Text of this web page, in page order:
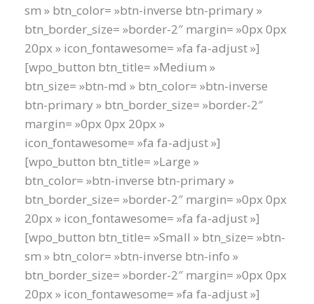
sm » btn_color= »btn-inverse btn-primary »
btn_border_size= »border-2″ margin= »0px 0px
20px » icon_fontawesome= »fa fa-adjust »]
[wpo_button btn_title= »Medium »
btn_size= »btn-md » btn_color= »btn-inverse
btn-primary » btn_border_size= »border-2″
margin= »0px 0px 20px »
icon_fontawesome= »fa fa-adjust »]
[wpo_button btn_title= »Large »
btn_color= »btn-inverse btn-primary »
btn_border_size= »border-2″ margin= »0px 0px
20px » icon_fontawesome= »fa fa-adjust »]
[wpo_button btn_title= »Small » btn_size= »btn-
sm » btn_color= »btn-inverse btn-info »
btn_border_size= »border-2″ margin= »0px 0px
20px » icon_fontawesome= »fa fa-adjust »]